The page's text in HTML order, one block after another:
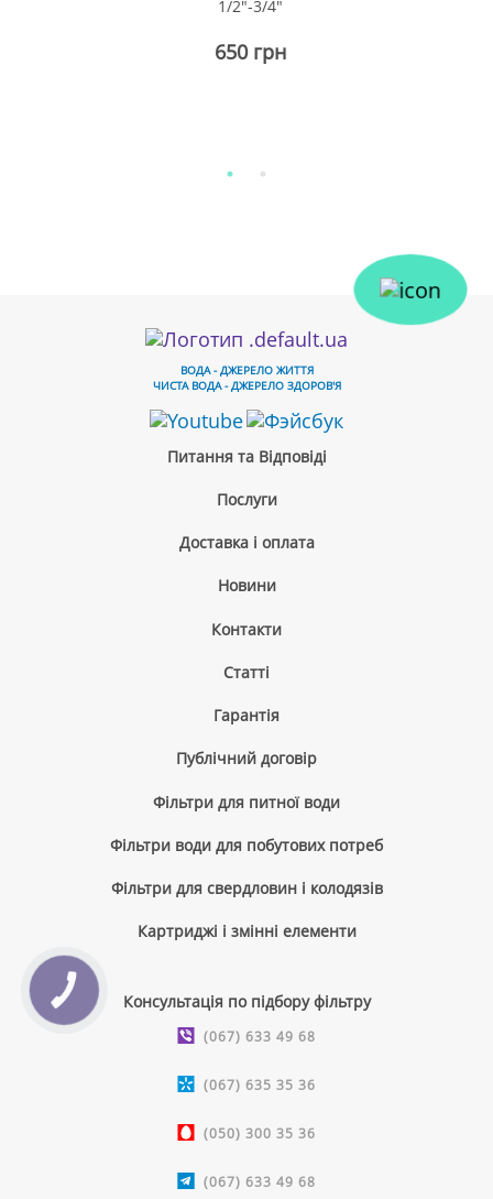
1/2"-3/4"
650 грн
ВОДА - ДЖЕРЕЛО ЖИТТЯ
ЧИСТА ВОДА - ДЖЕРЕЛО ЗДОРОВ'Я
Питання та Відповіді
Послуги
Доставка і оплата
Новини
Контакти
Cтатті
Гарантія
Публічний договір
Фільтри для питної води
Фільтри води для побутових потреб
Фільтри для свердловин і колодязів
Картриджі і змінні елементи
Консультація по підбору фільтру
(067) 633 49 68
(067) 635 35 36
(050) 300 35 36
(067) 633 49 68
КНОПКА
ЗВ'ЯЗКУ